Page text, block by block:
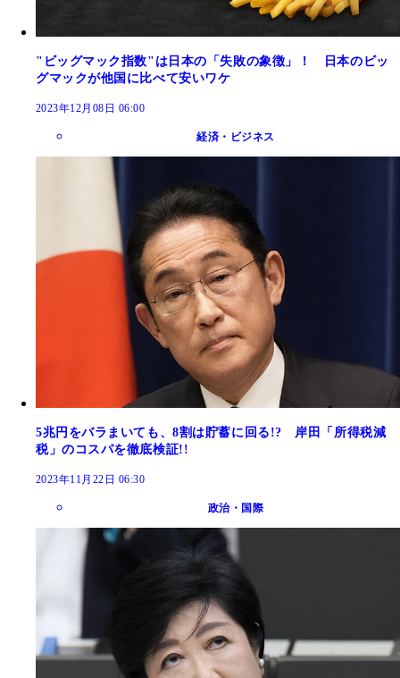
"ビッグマック指数"は日本の「失敗の象徴」！ 日本のビッ
グマックが他国に比べて安いワケ
2023年12月08日 06:00
経済・ビジネス
5兆円をバラまいても、8割は貯蓄に回る!? 岸田「所得税減
税」のコスパを徹底検証!!
2023年11月22日 06:30
政治・国際